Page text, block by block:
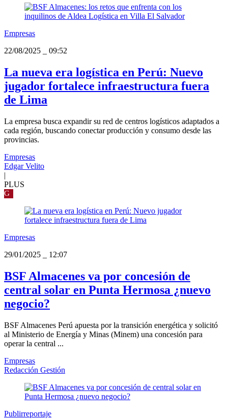
Empresas
22/08/2025
09:52
La nueva era logística en Perú: Nuevo
jugador fortalece infraestructura fuera
de Lima
La empresa busca expandir su red de centros logísticos adaptados a
cada región, buscando conectar producción y consumo desde las
provincias.
Empresas
Edgar Velito
|
PLUS
G
Empresas
29/01/2025
12:07
BSF Almacenes va por concesión de
central solar en Punta Hermosa ¿nuevo
negocio?
BSF Almacenes Perú apuesta por la transición energética y solicitó
al Ministerio de Energía y Minas (Minem) una concesión para
operar la central ...
Empresas
Redacción Gestión
Publirreportaje